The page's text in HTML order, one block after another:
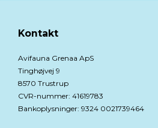
Kontakt
Avifauna Grenaa ApS
Tinghøjvej 9
8570 Trustrup
CVR-nummer: 41619783
Bankoplysninger: 9324 0021739464